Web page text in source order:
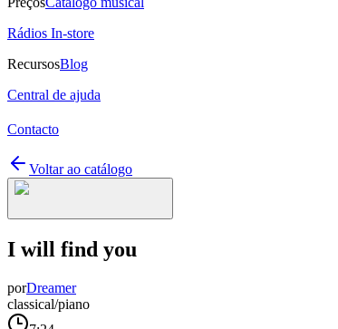
Rádios In-store
RecursosBlog
Central de ajuda
Contacto
Voltar ao catálogo
I will find you
porDreamer
classical/piano